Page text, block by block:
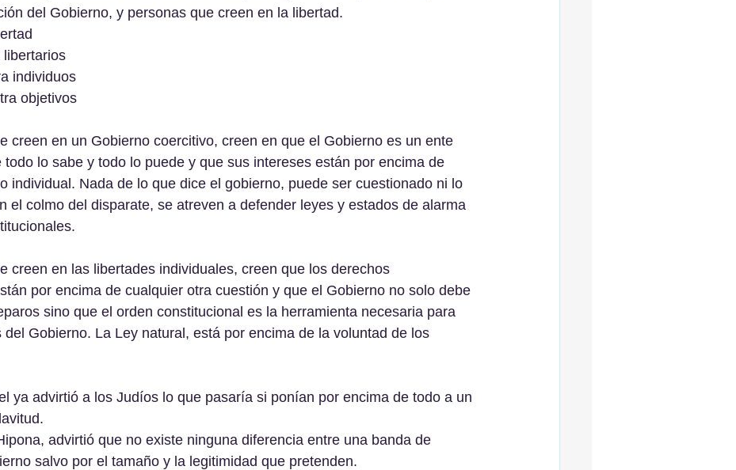
del Gobierno, y personas que creen en la libertad.
libertarios
individuos
objetivos
creen en un Gobierno coercitivo, creen en que el Gobierno es un ente
todo lo sabe y todo lo puede y que sus intereses están por encima de
individual. Nada de lo que dice el gobierno, puede ser cuestionado ni lo
el colmo del disparate, se atreven a defender leyes y estados de alarma
creen en las libertades individuales, creen que los derechos
por encima de cualquier otra cuestión y que el Gobierno no solo debe
sino que el orden constitucional es la herramienta necesaria para
del Gobierno. La Ley natural, está por encima de la voluntad de los
ya advirtió a los Judíos lo que pasaría si ponían por encima de todo a un
advirtió que no existe ninguna diferencia entre una banda de
salvo por el tamaño y la legitimidad que pretenden.